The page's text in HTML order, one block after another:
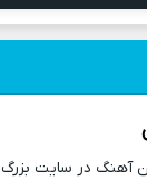
آهنگ در سایت بزرگ